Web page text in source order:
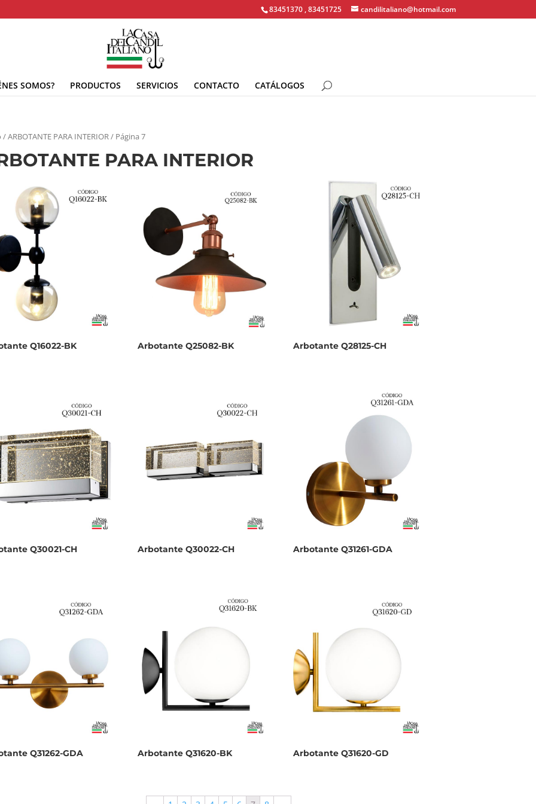
83451370 , 83451725 candilitaliano@hotmail.com
SOMOS? PRODUCTOS SERVICIOS CONTACTO CATÁLOGOS
/ ARBOTANTE PARA INTERIOR / Página 7
PARA INTERIOR
Q16022-BK Arbotante Q25082-BK Arbotante Q28125-CH
Q30021-CH Arbotante Q30022-CH Arbotante Q31261-GDA
Q31262-GDA Arbotante Q31620-BK Arbotante Q31620-GD